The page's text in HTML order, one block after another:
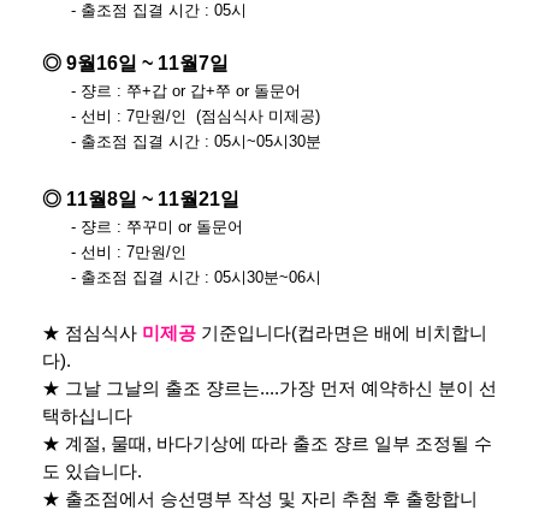
- 출조점 집결 시간 : 05시
◎ 9월16일 ~ 11월7일
- 쟝르 : 쭈+갑 or 갑+쭈 or 돌문어
- 선비 : 7만원/인 (점심식사 미제공)
- 출조점 집결 시간 : 05시~05시30분
◎ 11월8일 ~ 11월21일
- 쟝르 : 쭈꾸미 or 돌문어
- 선비 : 7만원/인
- 출조점 집결 시간 : 05시30분~06시
★ 점심식사 미제공 기준입니다(컵라면은 배에 비치합니
다).
★ 그날 그날의 출조 쟝르는....가장 먼저 예약하신 분이 선
택하십니다
★ 계절, 물때, 바다기상에 따라 출조 쟝르 일부 조정될 수
도 있습니다.
★ 출조점에서 승선명부 작성 및 자리 추첨 후 출항합니